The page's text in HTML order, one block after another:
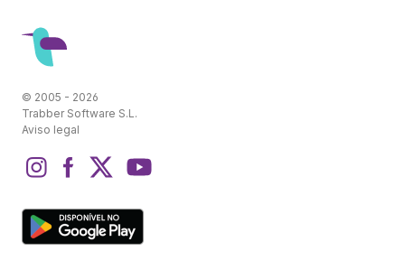
© 2005 - 2026
Trabber Software S.L.
Aviso legal